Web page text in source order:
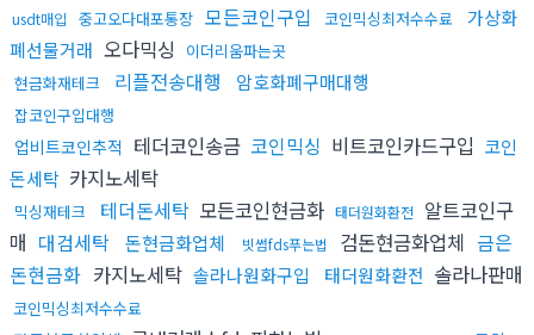
usdt매입 중고오다대포통장 모든코인구입 코인믹싱최저수수료
가상화
폐선물거래 오다믹싱
이더리움파는곳
현금화재테크
리플전송대행 암호화폐구매대행
잡코인구입대행
업비트코인추적 테더코인송금 코인믹싱 비트코인카드구입 코인
돈세탁 카지노세탁
믹싱재테크 테더돈세탁 모든코인현금화 태더원화환전 알트코인구
매 대검세탁 돈현금화업체 빗썸fds푸는법 검돈현금화업체 금은
돈현금화 카지노세탁 솔라나원화구입 태더원화환전 솔라나판매
코인믹싱최저수수료